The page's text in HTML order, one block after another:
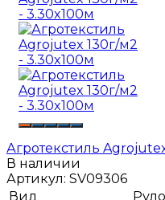
Агротекстиль
В наличии
Артикул: SV09306
Вид